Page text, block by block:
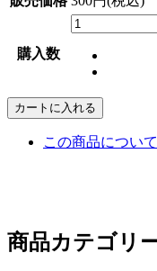
購入数
カートに入れる
この商品につい
商品カテゴリ